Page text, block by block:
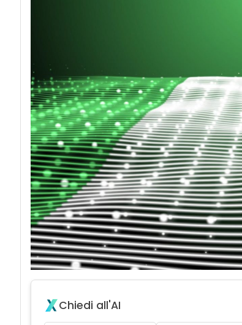
Chiedi all'AI